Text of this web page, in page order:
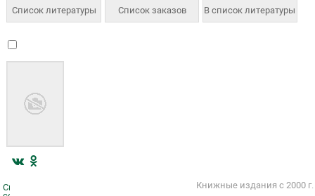
Скопировать
Книжные издания с 2000 г.